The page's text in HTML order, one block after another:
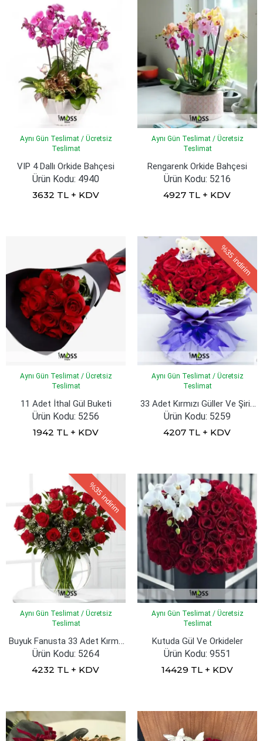
Aynı Gün Teslimat / Ücretsiz
Teslimat
VIP 4 Dallı Orkide Bahçesi
Ürün Kodu: 4940
3632 TL + KDV
Aynı Gün Teslimat / Ücretsiz
Teslimat
Rengarenk Orkide Bahçesi
Ürün Kodu: 5216
4927 TL + KDV
Aynı Gün Teslimat / Ücretsiz
Teslimat
11 Adet İthal Gül Buketi
Ürün Kodu: 5256
1942 TL + KDV
%35
indirim
Aynı Gün Teslimat / Ücretsiz
Teslimat
33 Adet Kırmızı Güller Ve Şirin Ayıcıklar
Ürün Kodu: 5259
4207 TL + KDV
%35
indirim
Aynı Gün Teslimat / Ücretsiz
Teslimat
Buyuk Fanusta 33 Adet Kırmızı Güller
Ürün Kodu: 5264
4232 TL + KDV
Aynı Gün Teslimat / Ücretsiz
Teslimat
Kutuda Gül Ve Orkideler
Ürün Kodu: 9551
14429 TL + KDV